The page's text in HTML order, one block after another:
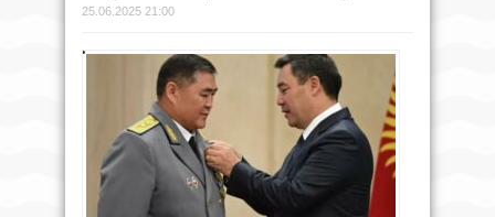
25.06.2025 21:00